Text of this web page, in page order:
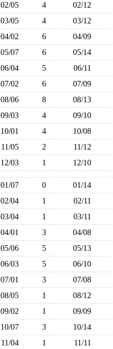
02/05 4
02/12
03/05 4
03/12
04/02 6
04/09
05/07 6
05/14
06/04 5
06/11
07/02 6
07/09
08/06 8
08/13
09/03 4
09/10
10/01 4
10/08
11/05 2
11/12
12/03 1 12/10
01/07 0
01/14
02/04 1
02/11
03/04 1
03/11
04/01 3
04/08
05/06 5
05/13
06/03 5
06/10
07/01 3
07/08
08/05 1
08/12
09/02 1
09/09
10/07 3
10/14
11/04 1
11/11